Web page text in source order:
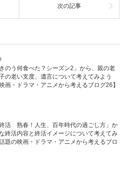
次の記事
のう何食べた？シーズン2」から、親の老
の老い支度、遺言について考えてみよう
画・ドラマ・アニメから考えるブログ26】
活 熟春！人生、百年時代の過ごし方」か
終活内容と終活イメージについて考えてみ
題の映画・ドラマ・アニメから考えるブロ